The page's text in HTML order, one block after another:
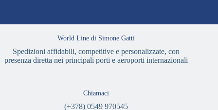
World Line di Simone Gatti
Spedizioni affidabili, competitive e personalizzate, con
presenza diretta nei principali porti e aeroporti internazionali
Chiamaci
(+378) 0549 970545